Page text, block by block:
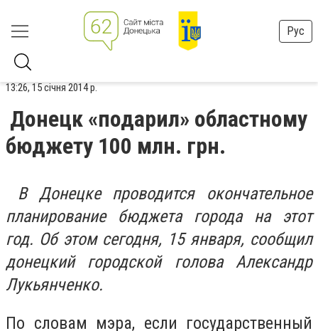
Рус
13:26, 15 січня 2014 р.
Донецк «подарил» областному
бюджету 100 млн. грн.
В Донецке проводится окончательное
планирование бюджета города на этот
год. Об этом сегодня, 15 января, сообщил
донецкий городской голова Александр
Лукьянченко.
По словам мэра, если государственный